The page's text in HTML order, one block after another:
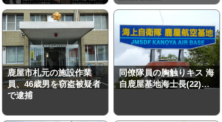
鹿屋市札元の施設作業
員、46歳男を窃盗被疑者
で逮捕
同僚隊員の胸触りキス 海
自鹿屋基地海士長(22)…